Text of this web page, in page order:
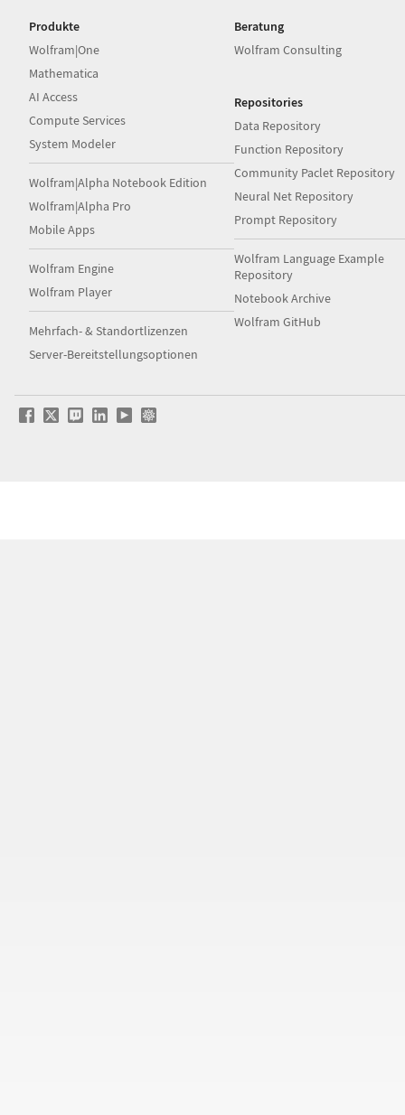
Produkte
Wolfram|One
Mathematica
AI Access
Compute Services
System Modeler
Wolfram|Alpha Notebook Edition
Wolfram|Alpha Pro
Mobile Apps
Wolfram Engine
Wolfram Player
Mehrfach- & Standortlizenzen
Server-Bereitstellungsoptionen
Beratung
Wolfram Consulting
Repositories
Data Repository
Function Repository
Community Paclet Repository
Neural Net Repository
Prompt Repository
Wolfram Language Example
Repository
Notebook Archive
Wolfram GitHub